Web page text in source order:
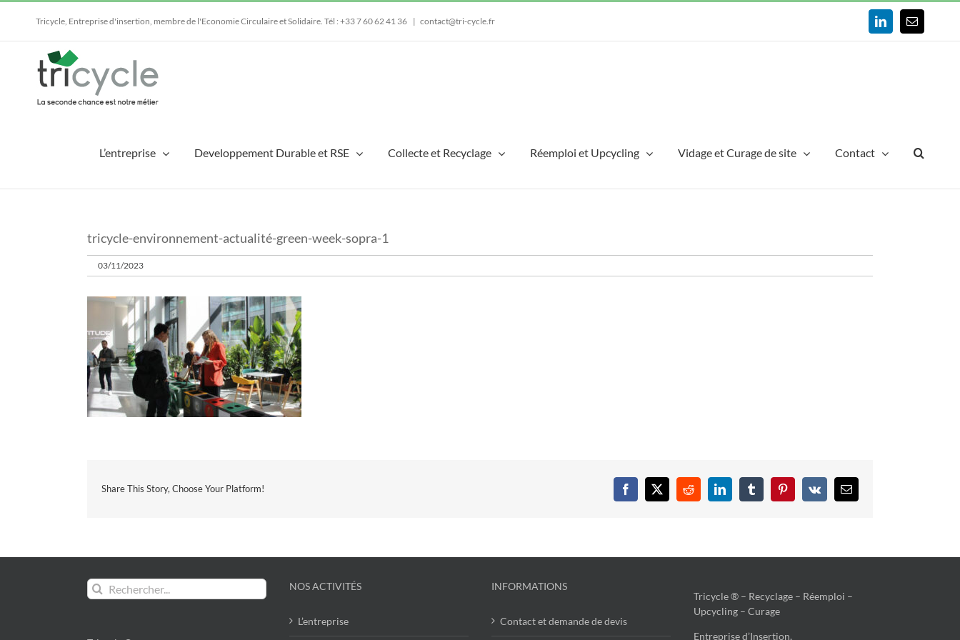
Tricycle, Entreprise d'insertion, membre de l'Economie Circulaire et Solidaire. Tél : +33 7 60 62 41 36 | contact@tri-cycle.fr LinkedInEmail
L’entreprise Developpement Durable et RSE Collecte et Recyclage Réemploi et Upcycling Vidage et Curage de site Contact
tricycle-environnement-actualité-green-week-sopra-1
03/11/2023
Share This Story, Choose Your Platform! Facebook
X RedditLinkedInTumblrPinterest
Vk Email
Rechercher: NOS ACTIVITÉS
L’entreprise
INFORMATIONS
Contact et demande de devis
Tricycle ® – Recyclage – Réemploi –
Upcycling – Curage
Entreprise d’Insertion,